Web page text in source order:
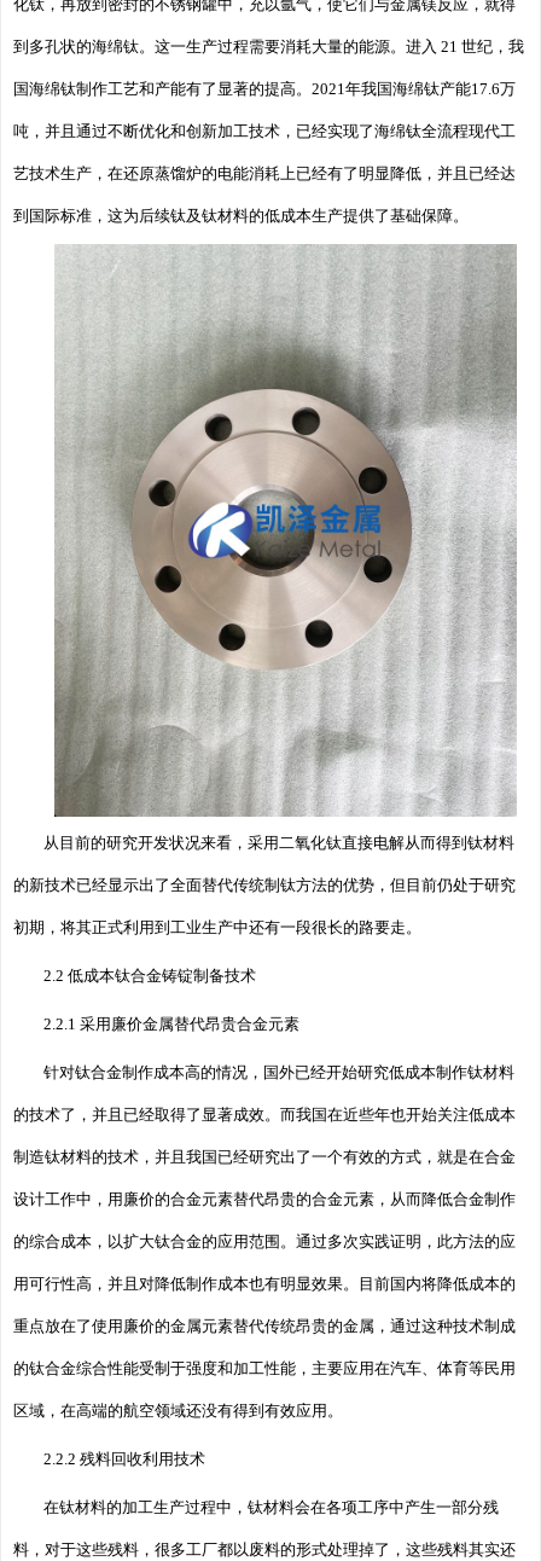
化钛，再放到密封的不锈钢罐中，充以氩气，使它们与金属镁反应，就得
到多孔状的海绵钛。这一生产过程需要消耗大量的能源。进入 21 世纪，我
国海绵钛制作工艺和产能有了显著的提高。2021年我国海绵钛产能17.6万
吨，并且通过不断优化和创新加工技术，已经实现了海绵钛全流程现代工
艺技术生产，在还原蒸馏炉的电能消耗上已经有了明显降低，并且已经达
到国际标准，这为后续钛及钛材料的低成本生产提供了基础保障。
从目前的研究开发状况来看，采用二氧化钛直接电解从而得到钛材料
的新技术已经显示出了全面替代传统制钛方法的优势，但目前仍处于研究
初期，将其正式利用到工业生产中还有一段很长的路要走。
2.2 低成本钛合金铸锭制备技术
2.2.1 采用廉价金属替代昂贵合金元素
针对钛合金制作成本高的情况，国外已经开始研究低成本制作钛材料
的技术了，并且已经取得了显著成效。而我国在近些年也开始关注低成本
制造钛材料的技术，并且我国已经研究出了一个有效的方式，就是在合金
设计工作中，用廉价的合金元素替代昂贵的合金元素，从而降低合金制作
的综合成本，以扩大钛合金的应用范围。通过多次实践证明，此方法的应
用可行性高，并且对降低制作成本也有明显效果。目前国内将降低成本的
重点放在了使用廉价的金属元素替代传统昂贵的金属，通过这种技术制成
的钛合金综合性能受制于强度和加工性能，主要应用在汽车、体育等民用
区域，在高端的航空领域还没有得到有效应用。
2.2.2 残料回收利用技术
在钛材料的加工生产过程中，钛材料会在各项工序中产生一部分残
料，对于这些残料，很多工厂都以废料的形式处理掉了，这些残料其实还